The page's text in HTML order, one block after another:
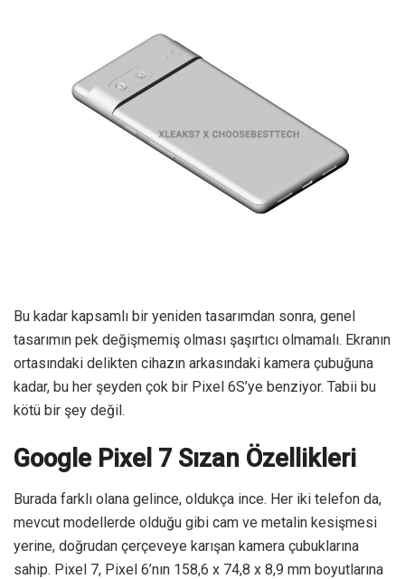
Bu kadar kapsamlı bir yeniden tasarımdan sonra, genel
tasarımın pek değişmemiş olması şaşırtıcı olmamalı. Ekranın
ortasındaki delikten cihazın arkasındaki kamera çubuğuna
kadar, bu her şeyden çok bir Pixel 6S’ye benziyor. Tabii bu
kötü bir şey değil.
Google Pixel 7 Sızan Özellikleri
Burada farklı olana gelince, oldukça ince. Her iki telefon da,
mevcut modellerde olduğu gibi cam ve metalin kesişmesi
yerine, doğrudan çerçeveye karışan kamera çubuklarına
sahip. Pixel 7, Pixel 6’nın 158,6 x 74,8 x 8,9 mm boyutlarına